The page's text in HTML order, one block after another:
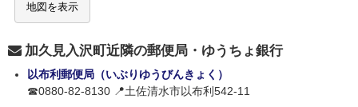
地図を表示
加久見入沢町近隣の郵便局・ゆうちょ銀行
以布利郵便局（いぶりゆうびんきょく）
☎0880-82-8130 📍土佐清水市以布利542-11